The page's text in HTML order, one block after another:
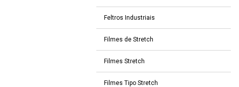
Feltros Industriais
Filmes de Stretch
Filmes Stretch
Filmes Tipo Stretch